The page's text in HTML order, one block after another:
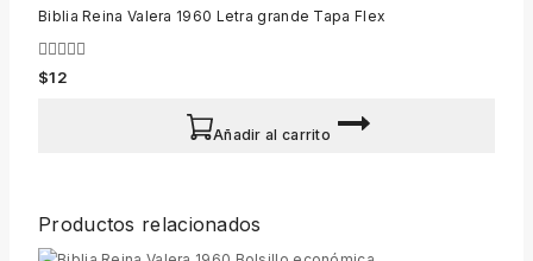
Biblia Reina Valera 1960 Letra grande Tapa Flex
0
out
$12
Añadir al carrito
Productos relacionados